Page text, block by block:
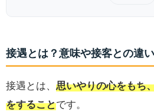
接遇とは？意味や接客との違
接遇とは、 思いやりの心をもち
をすることです。